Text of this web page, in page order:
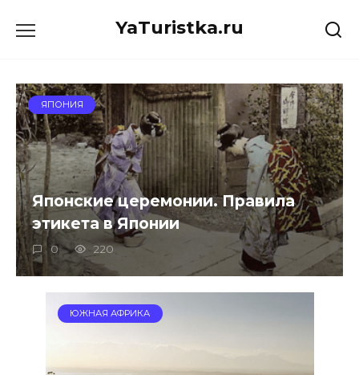
YaTuristka.ru
ЯПОНИЯ
Японские церемонии. Правила
этикета в Японии
0 220
ЮЖНАЯ АФРИКА